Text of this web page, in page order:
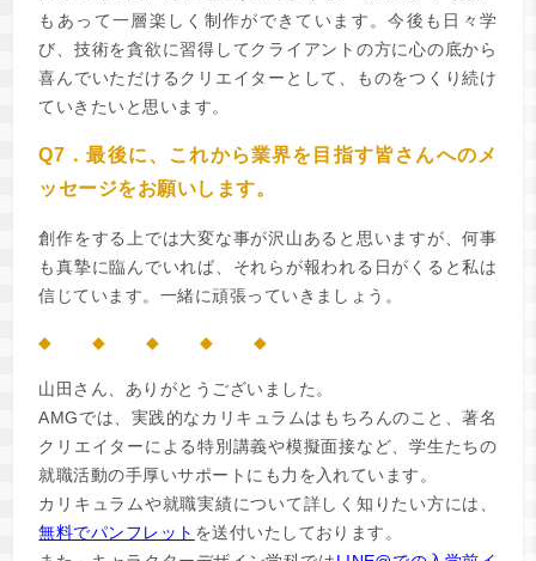
もあって一層楽しく制作ができています。今後も日々学
び、技術を貪欲に習得してクライアントの方に心の底から
喜んでいただけるクリエイターとして、ものをつくり続け
ていきたいと思います。
Q7．最後に、これから業界を目指す皆さんへのメ
ッセージをお願いします。
創作をする上では大変な事が沢山あると思いますが、何事
も真摯に臨んでいれば、それらが報われる日がくると私は
信じています。一緒に頑張っていきましょう。
◆ ◆ ◆ ◆ ◆
山田さん、ありがとうございました。
AMGでは、実践的なカリキュラムはもちろんのこと、著名
クリエイターによる特別講義や模擬面接など、学生たちの
就職活動の手厚いサポートにも力を入れています。
カリキュラムや就職実績について詳しく知りたい方には、
無料でパンフレット を送付いたしております。